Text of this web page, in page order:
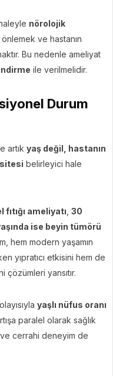
nörolojik
önlemek ve hastanın
Bu nedenle ameliyat
ile verilmelidir.
Durum
artık yaş değil, hastanın
belirleyici hale
ameliyatı 30
ise beyin tümörü
hem modern yaşamın
yıpratıcı etkisini hem de
çözümleri yansıtır.
yaşlı nüfus oranı
paralel olarak sağlık
cerrahi deneyim de